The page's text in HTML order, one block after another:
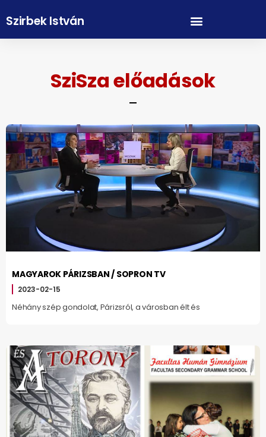
Szirbek István
SziSza előadások
MAGYAROK PÁRIZSBAN / SOPRON TV
2023-02-15
Néhány szép gondolat, Párizsról, a városban élt és